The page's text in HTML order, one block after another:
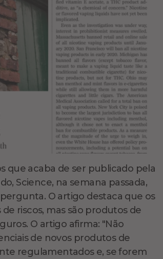
que acaba de ser publicado pela
Science, na semana passada,
O artigo destaca que os
riscos, mas são produtos de
O artigo afirma: "Não
de novos produtos de
regulamentados e, se forem